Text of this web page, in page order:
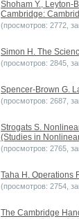
Shoham Y., Leyton-
Cambridge:
(просмотров: 2772,
Simon H. The
(просмотров: 2845,
Spencer-Brown G.
(просмотров: 2687,
Strogats S.
(Studies in
(просмотров: 2765,
Taha H. Operations
(просмотров: 2754,
The Cambridge